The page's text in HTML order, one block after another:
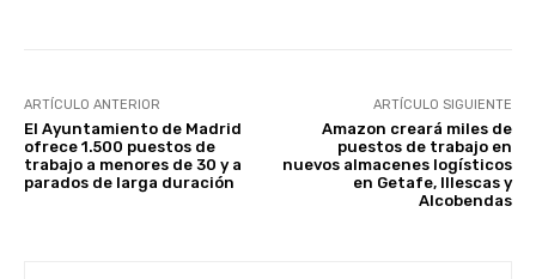
ARTÍCULO ANTERIOR
El Ayuntamiento de Madrid
ofrece 1.500 puestos de
trabajo a menores de 30 y a
parados de larga duración
ARTÍCULO SIGUIENTE
Amazon creará miles de
puestos de trabajo en
nuevos almacenes logísticos
en Getafe, Illescas y
Alcobendas